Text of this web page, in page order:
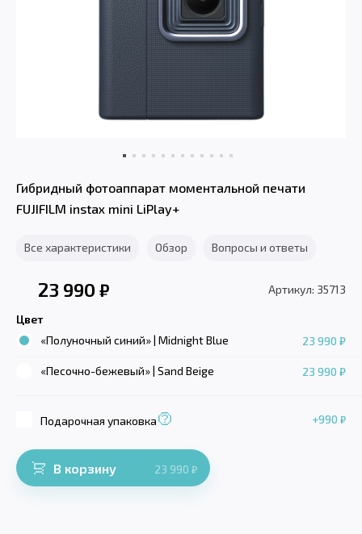
Гибридный фотоаппарат моментальной печати
FUJIFILM instax mini LiPlay+
Все характеристики Обзор Вопросы и ответы
23 990 ₽ Артикул: 35713
Цвет
«Полуночный синий» | Midnight Blue
23 990 ₽
«Песочно-бежевый» | Sand Beige 23 990 ₽
Подарочная упаковка +990 ₽
В корзину 23 990 ₽